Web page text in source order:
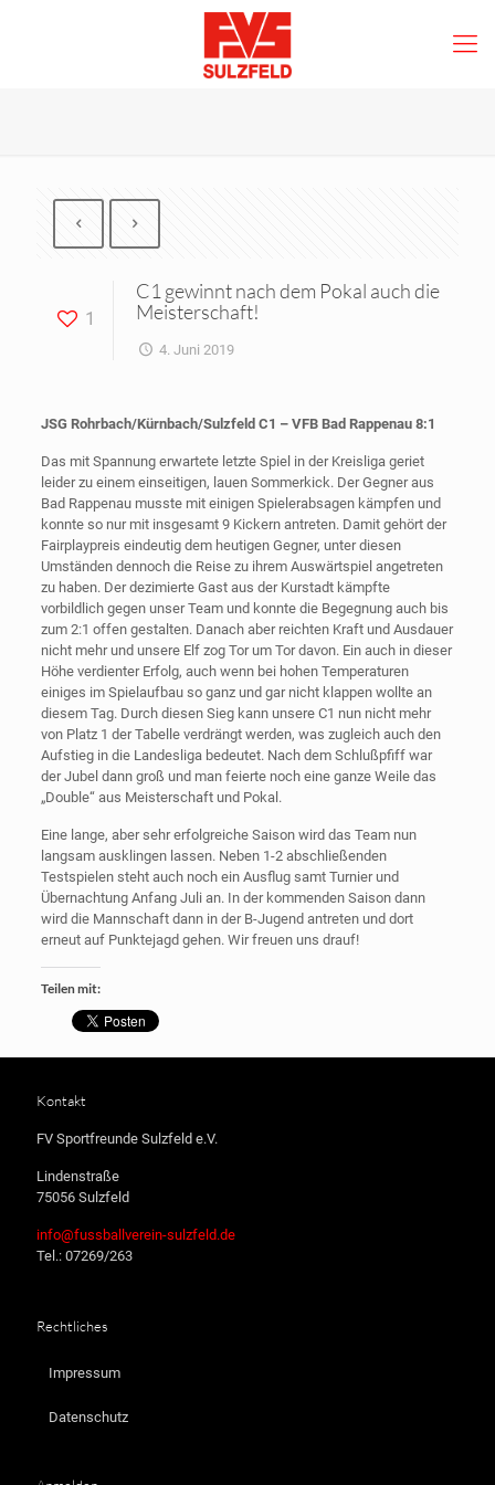
1
C1 gewinnt nach dem Pokal auch die
Meisterschaft!
4. Juni 2019
JSG Rohrbach/Kürnbach/Sulzfeld C1 – VFB Bad Rappenau 8:1
Das mit Spannung erwartete letzte Spiel in der Kreisliga geriet
leider zu einem einseitigen, lauen Sommerkick. Der Gegner aus
Bad Rappenau musste mit einigen Spielerabsagen kämpfen und
konnte so nur mit insgesamt 9 Kickern antreten. Damit gehört der
Fairplaypreis eindeutig dem heutigen Gegner, unter diesen
Umständen dennoch die Reise zu ihrem Auswärtspiel angetreten
zu haben. Der dezimierte Gast aus der Kurstadt kämpfte
vorbildlich gegen unser Team und konnte die Begegnung auch bis
zum 2:1 offen gestalten. Danach aber reichten Kraft und Ausdauer
nicht mehr und unsere Elf zog Tor um Tor davon. Ein auch in dieser
Höhe verdienter Erfolg, auch wenn bei hohen Temperaturen
einiges im Spielaufbau so ganz und gar nicht klappen wollte an
diesem Tag. Durch diesen Sieg kann unsere C1 nun nicht mehr
von Platz 1 der Tabelle verdrängt werden, was zugleich auch den
Aufstieg in die Landesliga bedeutet. Nach dem Schlußpfiff war
der Jubel dann groß und man feierte noch eine ganze Weile das
„Double“ aus Meisterschaft und Pokal.
Eine lange, aber sehr erfolgreiche Saison wird das Team nun
langsam ausklingen lassen. Neben 1-2 abschließenden
Testspielen steht auch noch ein Ausflug samt Turnier und
Übernachtung Anfang Juli an. In der kommenden Saison dann
wird die Mannschaft dann in der B-Jugend antreten und dort
erneut auf Punktejagd gehen. Wir freuen uns drauf!
Teilen mit:
Kontakt
FV Sportfreunde Sulzfeld e.V.
Lindenstraße
75056 Sulzfeld
info@fussballverein-sulzfeld.de
Tel.: 07269/263
Rechtliches
Impressum
Datenschutz